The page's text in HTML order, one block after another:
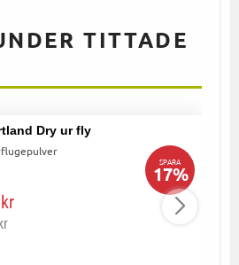
TITTADE
Dry ur fly
kr
SPARA
17%